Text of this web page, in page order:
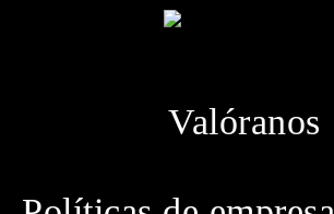
Valóranos